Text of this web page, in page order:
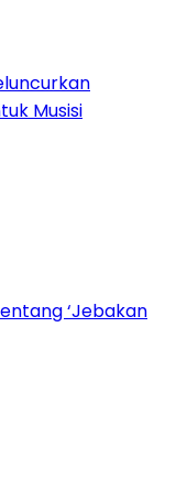
Musisi
‘Jebakan